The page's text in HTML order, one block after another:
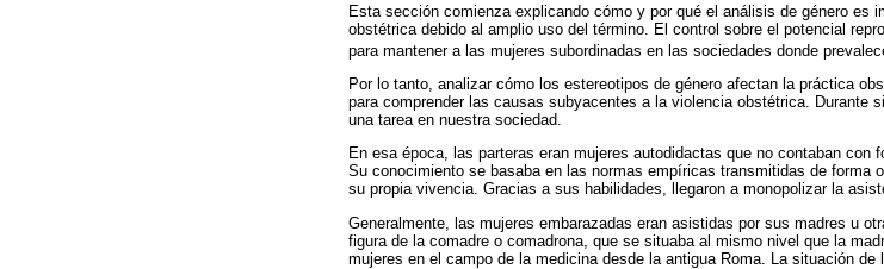
Esta sección comienza explicando cómo y por qué el análisis de género es
obstétrica debido al amplio uso del término. El control sobre el potencial
para mantener a las mujeres subordinadas en las sociedades donde
Por lo tanto, analizar cómo los estereotipos de género afectan la práctica
para comprender las causas subyacentes a la violencia obstétrica. Durante
una tarea en nuestra sociedad.
En esa época, las parteras eran mujeres autodidactas que no contaban con
Su conocimiento se basaba en las normas empíricas transmitidas de forma
su propia vivencia. Gracias a sus habilidades, llegaron a monopolizar la
Generalmente, las mujeres embarazadas eran asistidas por sus madres u
figura de la comadre o comadrona, que se situaba al mismo nivel que la
mujeres en el campo de la medicina desde la antigua Roma. La situación